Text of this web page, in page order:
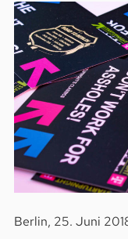
Berlin, 25. Juni